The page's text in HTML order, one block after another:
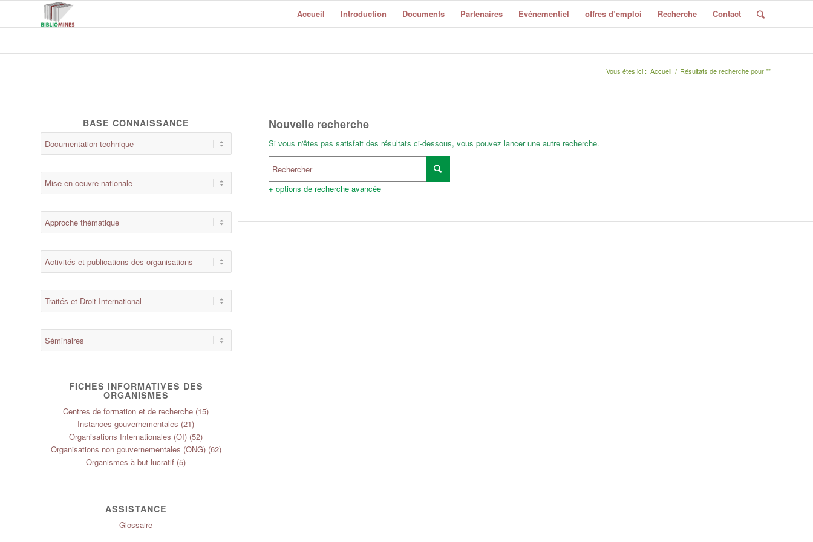
Accueil Introduction Documents Partenaires Evénementiel offres d’emploi Recherche Contact
Vous êtes ici : Accueil / Résultats de recherche pour ""
Nouvelle recherche
Si vous n'êtes pas satisfait des résultats ci-dessous, vous pouvez lancer une autre recherche.
+ options de recherche avancée
BASE CONNAISSANCE
FICHES INFORMATIVES DES
ORGANISMES
Centres de formation et de recherche (15)
Instances gouvernementales (21)
Organisations Internationales (OI) (52)
Organisations non gouvernementales (ONG)(62)
Organismes à but lucratif (5)
ASSISTANCE
Glossaire